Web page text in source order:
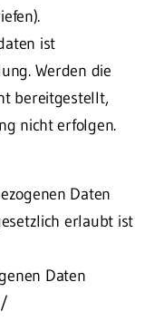
ist
Werden die
bereitgestellt,
nicht erfolgen.
Daten
erlaubt ist
Daten